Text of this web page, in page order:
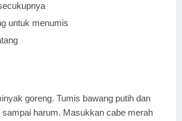
untuk menumis
goreng. Tumis bawang putih dan
sampai harum. Masukkan cabe merah